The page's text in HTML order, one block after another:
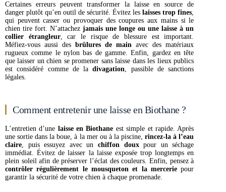
Certaines erreurs peuvent transformer la laisse en source de
danger plutôt qu’en outil de sécurité. Évitez leslaisses trop fines,
qui peuvent casser ou provoquer des coupures aux mains si le
chien tire fort. N’attachezjamais une longe ou une laisse à un
collier étrangleur, car le risque de blessure est important.
Méfiez-vous aussi desbrûlures de main avec des matériaux
rugueux comme le nylon bas de gamme. Enfin, gardez en tête
que laisser un chien se promener sans laisse dans les lieux publics
est considéré comme de ladivagation, passible de sanctions
légales.
Comment entretenir une laisse en Biothane ?
L’entretien d’une laisse en Biothane est simple et rapide. Après
une sortie dans la boue, à la mer ou à la piscine,rincez-la à l’eau
claire, puis essuyez avec un chiffon douxpour un séchage
immédiat. Évitez de laisser la laisse exposée trop longtemps en
plein soleil afin de préserver l’éclat des couleurs. Enfin, pensez à
contrôler régulièrement le mousqueton et la merceriepour
garantir la sécurité de votre chien à chaque promenade.